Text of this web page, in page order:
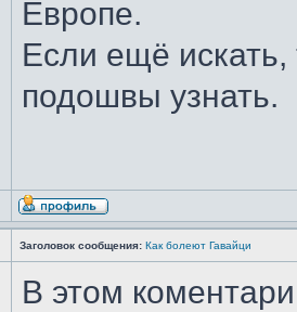
Европе.
Если ещё
подошвы узнать.
Заголовок сообщения: Как болеют Гавайци
В этом